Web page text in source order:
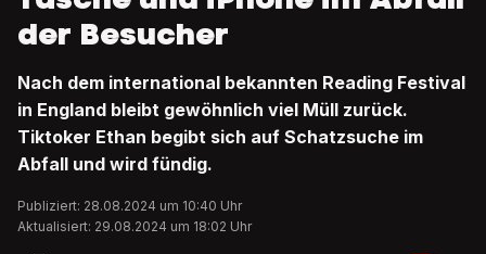
der Besucher
Nach dem international bekannten Reading Festival
in England bleibt gewöhnlich viel Müll zurück.
Tiktoker Ethan begibt sich auf Schatzsuche im
Abfall und wird fündig.
Publiziert: 28.08.2024 um 10:40 Uhr
Aktualisiert: 29.08.2024 um 18:02 Uhr